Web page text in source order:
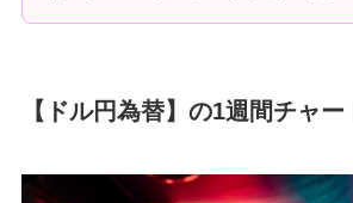
【ドル円為替】の1週間チャ